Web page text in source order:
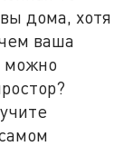
дома, хотя
ваша
можно